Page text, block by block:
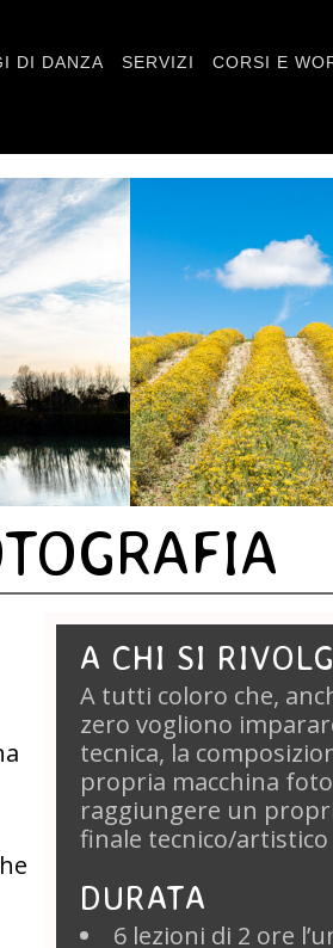
DI DANZA SERVIZI CORSI E
A CHI SI
A tutti coloro che,
zero vogliono
tecnica, la
propria macchina
raggiungere un
finale tecnico/artistico
DURATA
6 lezioni di 2 ore